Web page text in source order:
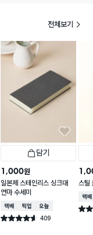
전체보기
담기
1,000원
일본제 스테인리스 싱크대
연마 수세미
택배배송매장픽업오늘배송
별점 4.6점 409
건 작성
스틸
택배
별점